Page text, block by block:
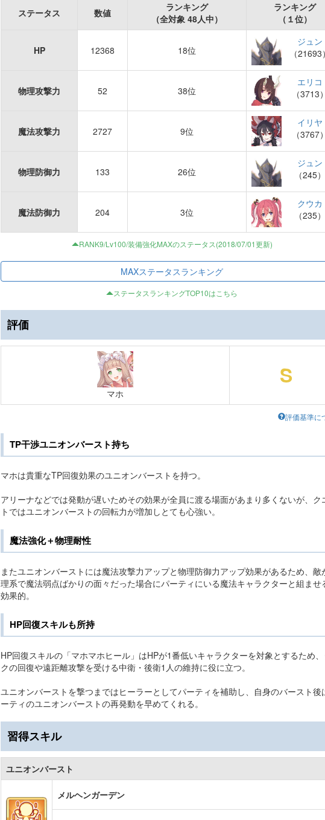
ステータス 数値
ランキング
（全対象 48人中）
ランキング
（１位）
HP 12368 18位
ジュン
（21693
物理攻撃力 52 38位
エリコ
（3713
魔法攻撃力 2727 9位
イリヤ
（3767
物理防御力 133 26位
ジュン
（245）
魔法防御力 204 3位
クウカ
（235）
RANK9/Lv100/装備強化MAXのステータス(2018/07/01更新)
MAXステータスランキング
ステータスランキングTOP10はこちら
評価
マホ
S
評価基準に
TP干渉ユニオンバースト持ち
マホは貴重なTP回復効果のユニオンバーストを持つ。
アリーナなどでは発動が遅いためその効果が全員に渡る場面があまり多くないが、ク
トではユニオンバーストの回転力が増加しとても心強い。
魔法強化＋物理耐性
またユニオンバーストには魔法攻撃力アップと物理防御力アップ効果があるため、敵
理系で魔法弱点ばかりの面々だった場合にパーティにいる魔法キャラクターと組ませ
効果的。
HP回復スキルも所持
HP回復スキルの「マホマホヒール」はHPが1番低いキャラクターを対象とするため
クの回復や遠距離攻撃を受ける中衛・後衛1人の維持に役に立つ。
ユニオンバーストを撃つまではヒーラーとしてパーティを補助し、自身のバースト後
ーティのユニオンバーストの再発動を早めてくれる。
習得スキル
ユニオンバースト
メルヘンガーデン